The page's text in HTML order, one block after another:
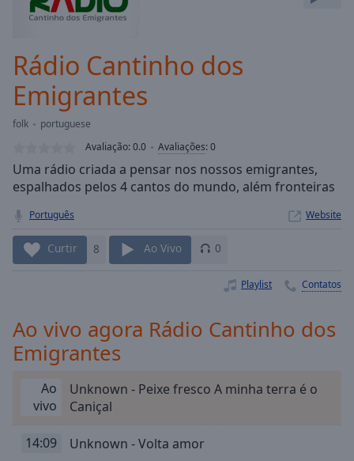
Skip
Forward
Current
Time0:00
Duration-:-
Loaded:
TypeLIVE
Seek to
currently
behind
live
LIVE
Remaining
Time-
Playback
Rate
Chapters
Descriptions
Rádio Cantinho dos
Emigrantes
folk
portuguese
Avaliação:0.0 Avaliações:0
Uma rádio criada a pensar nos nossos emigrantes,
espalhados pelos 4 cantos do mundo, além fronteiras
Português Website
Curtir 8 Ao Vivo 0
Playlist Contatos
Ao vivo agora Rádio Cantinho dos
Emigrantes
Ao
vivo
Unknown - Peixe fresco A minha terra é o
Caniçal
14:09 Unknown - Volta amor